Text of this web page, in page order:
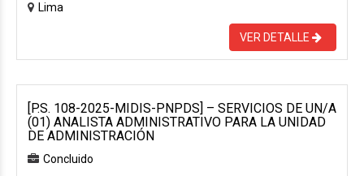
Lima
VER DETALLE
[P.S. 108-2025-MIDIS-PNPDS] – SERVICIOS DE UN/A
(01) ANALISTA ADMINISTRATIVO PARA LA UNIDAD
DE ADMINISTRACIÓN
Concluido